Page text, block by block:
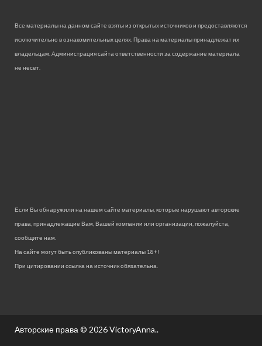
Все материалы на данном сайте взяты из открытых источников и предоставляются
исключительно в ознакомительных целях. Права на материалы принадлежат их
владельцам. Администрация сайта ответственности за содержание материала
не несет.
Если Вы обнаружили на нашем сайте материалы, которые нарушают авторские
права, принадлежащие Вам, Вашей компании или организации, пожалуйста,
сообщите нам.
На сайте могут быть опубликованы материалы 18+!
При цитировании ссылка на источник обязательна.
Авторские права © 2026VictoryAnna..